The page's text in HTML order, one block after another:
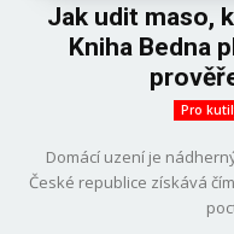
Jak udit maso,
Kniha Bedna
Pro
Domácí uzení je
České republice získává